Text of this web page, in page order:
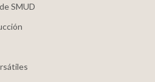
SMUD